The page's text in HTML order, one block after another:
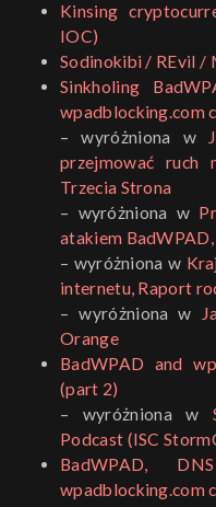
Kinsing
IOC)
Sodinokibi / REvil /
Sinkholing
wpadblocking.com
– wyróżniona w
przejmować ruch
Trzecia Strona
– wyróżniona w
atakiem
– wyróżniona w
internetu, Raport
– wyróżniona w
Orange
BadWPAD and
(part 2)
– wyróżniona w
Podcast (ISC
BadWPAD,
wpadblocking.com